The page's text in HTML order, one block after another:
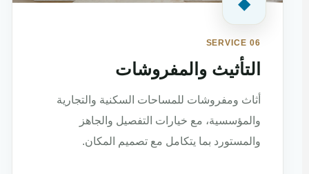
SERVICE 06
التأثيث والمفروشات
أثاث ومفروشات للمساحات السكنية والتجارية
والمؤسسية، مع خيارات التفصيل والجاهز
والمستورد بما يتكامل مع تصميم المكان.